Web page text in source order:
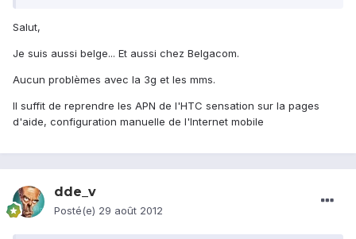
Salut,
Je suis aussi belge... Et aussi chez Belgacom.
Aucun problèmes avec la 3g et les mms.
Il suffit de reprendre les APN de l'HTC sensation sur la pages
d'aide, configuration manuelle de l'Internet mobile
dde_v
Posté(e) 29 août 2012